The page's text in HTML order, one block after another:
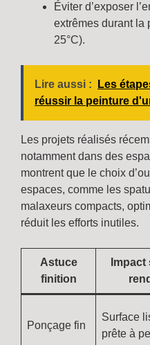
Éviter d’exposer
extrêmes durant la
25°C).
Lire aussi :
Les
réussir la peinture
Les projets réalisés
notamment dans des
montrent que le choix
espaces, comme les
malaxeurs compacts,
réduit les efforts inutiles.
Astuce
finition
Impact
Ponçage fin
Surface
prête à